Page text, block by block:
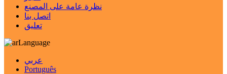
نظرة عامة على المصنع
اتصل بنا
تعليق
Language
عربي
Português